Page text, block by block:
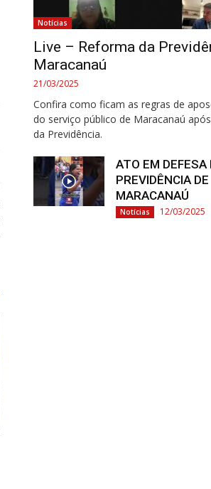
Notícias
Live – Reforma da
Maracanaú
21/03/2025
Confira como ficam as regras de
do serviço público de Maracanaú
da Previdência.
ATO EM DEFESA
PREVIDÊNCIA DE
MARACANAÚ
Notícias 12/03/2025